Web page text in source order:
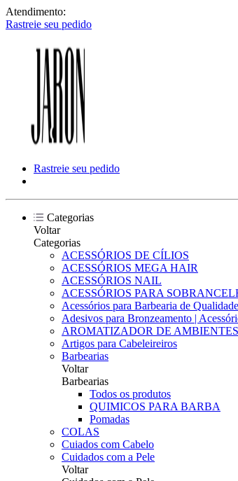
Atendimento:
Rastreie seu pedido
Rastreie seu pedido
Categorias
Voltar
Categorias
ACESSÓRIOS DE CÍLIOS
ACESSÓRIOS MEGA HAIR
ACESSÓRIOS NAIL
ACESSÓRIOS PARA
Acessórios para Barbearia de
Adesivos para Bronzeamento |
AROMATIZADOR DE AMBIENTES
Artigos para Cabeleireiros
Barbearias
Voltar
Barbearias
Todos os produtos
QUIMICOS PARA BARBA
Pomadas
COLAS
Cuiados com Cabelo
Cuidados com a Pele
Voltar